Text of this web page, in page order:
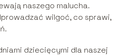
naszego malucha.
wilgoć, co sprawi,
dziecięcymi dla naszej